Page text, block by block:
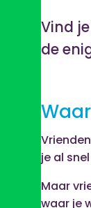
Vind
de
je al
Maar
waar je